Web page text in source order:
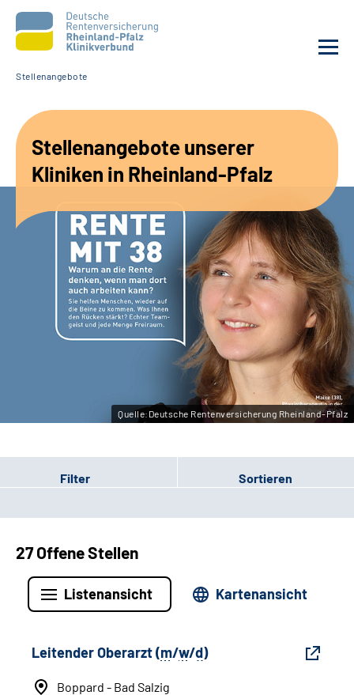
Leichte Sprache
Stellenangebote
Stellenangebote unserer
Kliniken in Rheinland-Pfalz
Quelle:Deutsche Rentenversicherung Rheinland-Pfalz
Filter Sortieren
27 Offene Stellen
Listenansicht Kartenansicht
Leitender Oberarzt (m/w/d)
Boppard - Bad Salzig